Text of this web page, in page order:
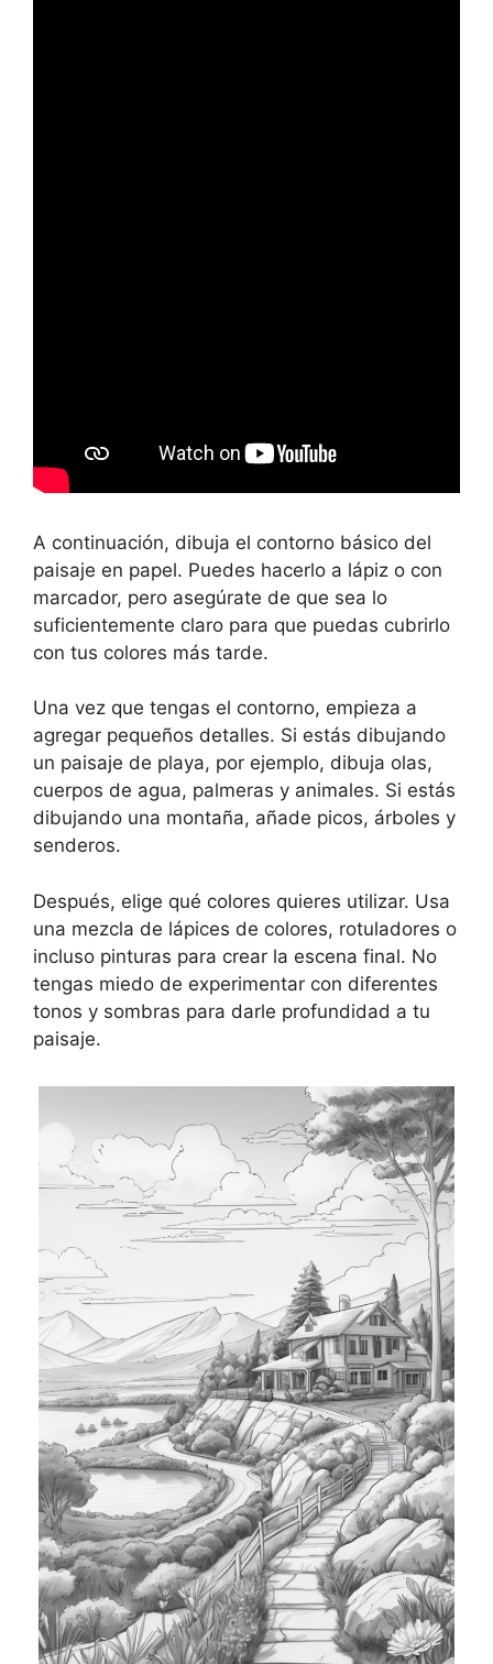
A continuación, dibuja el contorno básico del
paisaje en papel. Puedes hacerlo a lápiz o con
marcador, pero asegúrate de que sea lo
suficientemente claro para que puedas cubrirlo
con tus colores más tarde.
Una vez que tengas el contorno, empieza a
agregar pequeños detalles. Si estás dibujando
un paisaje de playa, por ejemplo, dibuja olas,
cuerpos de agua, palmeras y animales. Si estás
dibujando una montaña, añade picos, árboles y
senderos.
Después, elige qué colores quieres utilizar. Usa
una mezcla de lápices de colores, rotuladores o
incluso pinturas para crear la escena final. No
tengas miedo de experimentar con diferentes
tonos y sombras para darle profundidad a tu
paisaje.